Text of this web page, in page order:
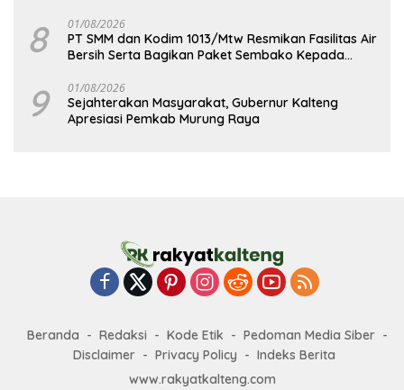
8 01/08/2026
PT SMM dan Kodim 1013/Mtw Resmikan Fasilitas Air
Bersih Serta Bagikan Paket Sembako Kepada
9 01/08/2026
Sejahterakan Masyarakat, Gubernur Kalteng
Apresiasi Pemkab Murung Raya
Beranda Redaksi Kode Etik
Pedoman Media Siber
Disclaimer
Privacy Policy
Indeks Berita
www.rakyatkalteng.com